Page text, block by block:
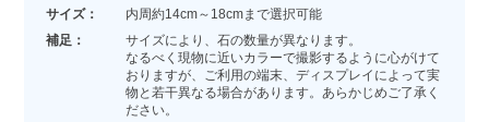
サイズ：
内周約14cm～18cmまで選択可能
補足：
サイズにより、石の数量が異なります。
なるべく現物に近いカラーで撮影するように心がけて
おりますが、ご利用の端末、ディスプレイによって実
物と若干異なる場合があります。あらかじめご了承く
ださい。